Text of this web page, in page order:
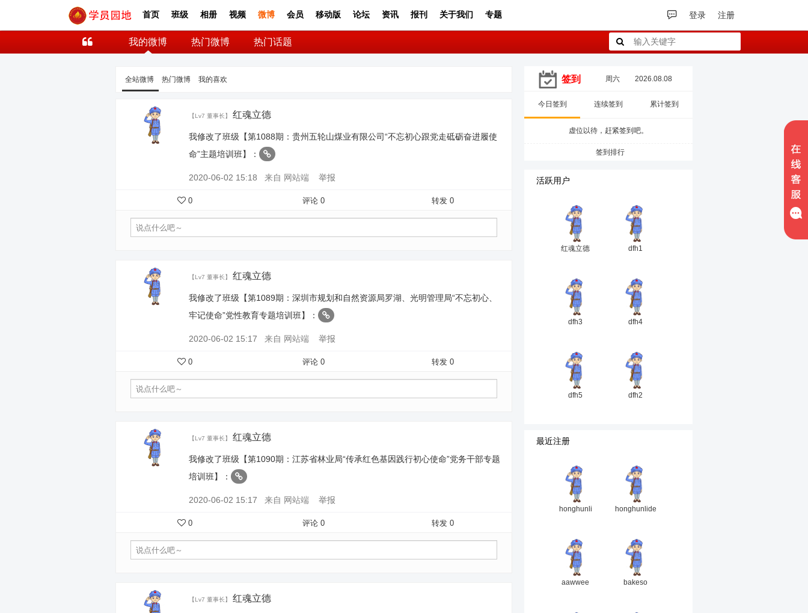
首页 班级 相册 视频 微博 会员 移动版 论坛 资讯 报刊 关于我们 专题 登录 注册
我的微博 热门微博 热门话题
全站微博 热门微博 我的喜欢
【Lv7 董事长】 红魂立德
我修改了班级【第1088期：贵州五轮山煤业有限公司“不忘初心跟党走砥砺奋进履使
命”主题培训班】：
2020-06-02 15:18 来自 网站端 举报
0 转发 0
评论 0
【Lv7 董事长】 红魂立德
我修改了班级【第1089期：深圳市规划和自然资源局罗湖、光明管理局“不忘初心、
牢记使命”党性教育专题培训班】：
2020-06-02 15:17 来自 网站端 举报
0 转发 0
评论 0
【Lv7 董事长】 红魂立德
我修改了班级【第1090期：江苏省林业局“传承红色基因践行初心使命”党务干部专题
培训班】：
2020-06-02 15:17 来自 网站端 举报
0 转发 0
评论 0
【Lv7 董事长】 红魂立德
签到 周六 2026.08.08
今日签到 连续签到 累计签到
虚位以待，赶紧签到吧。
签到排行
活跃用户
红魂立德 dfh1
dfh3 dfh4
dfh5 dfh2
最近注册
honghunli honghunlide
aawwee bakeso